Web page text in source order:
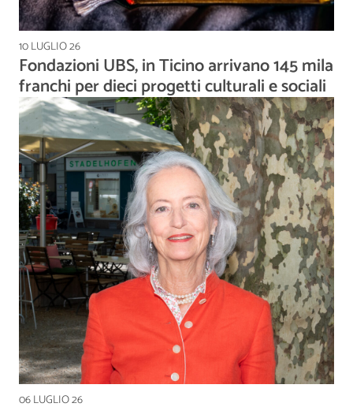
10 LUGLIO 26
Fondazioni UBS, in Ticino arrivano 145 mila
franchi per dieci progetti culturali e sociali
06 LUGLIO 26